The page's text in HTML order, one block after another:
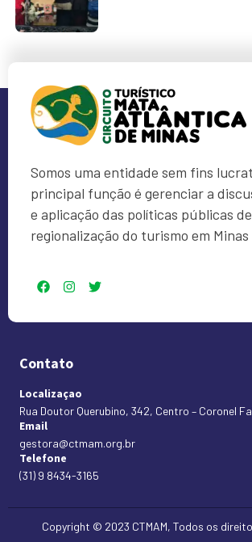
Somos uma entidade sem fins
principal função é gerenciar a
e aplicação das políticas públicas de
regionalização do turismo em Minas
Contato
Localizaçao
Rua Doutor Querubino, 342, Centro – Coronel
Email
gestora@ctmam.org.br
Telefone
(31) 9 8434-3165
Copyright © 2023 CTMAM, Todos os